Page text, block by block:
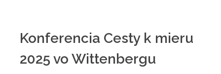
Konferencia Cesty k mieru
2025 vo Wittenbergu